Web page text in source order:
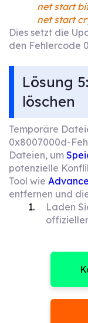
net start
net start
Dies setzt die
den Fehlercode
Lösung
löschen
Temporäre
0x8007000d-
Dateien, um
potenzielle
Tool wie
entfernen und
Laden